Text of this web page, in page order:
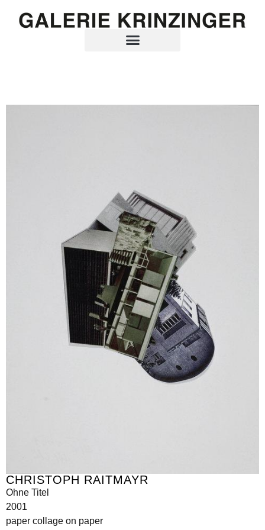
CHRISTOPH RAITMAYR
Ohne Titel
2001
paper collage on paper